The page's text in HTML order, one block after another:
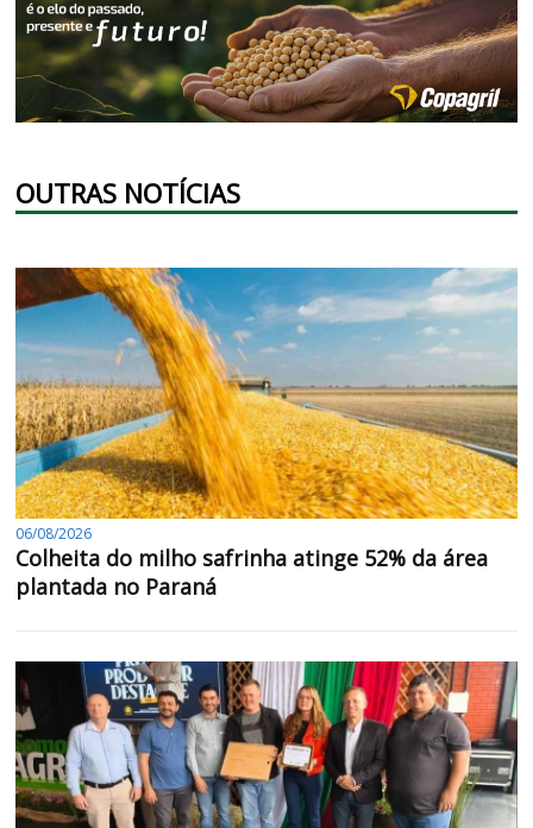
OUTRAS NOTÍCIAS
06/08/2026
Colheita do milho safrinha atinge 52% da área
plantada no Paraná